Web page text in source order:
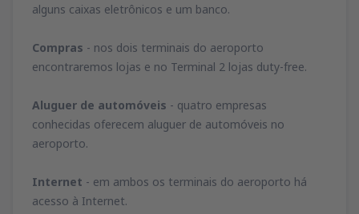
alguns caixas eletrônicos e um banco.
Compras - nos dois terminais do aeroporto
encontraremos lojas e no Terminal 2 lojas duty-free.
Aluguer de automóveis - quatro empresas
conhecidas oferecem aluguer de automóveis no
aeroporto.
Internet - em ambos os terminais do aeroporto há
acesso à Internet.